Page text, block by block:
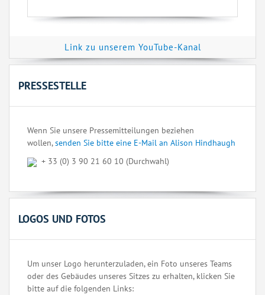
Link zu unserem YouTube-Kanal
PRESSESTELLE
Wenn Sie unsere Pressemitteilungen beziehen
wollen,senden Sie bitte eine E-Mail an Alison Hindhaugh
+ 33 (0) 3 90 21 60 10 (Durchwahl)
LOGOS UND FOTOS
Um unser Logo herunterzuladen, ein Foto unseres Teams
oder des Gebäudes unseres Sitzes zu erhalten, klicken Sie
bitte auf die folgenden Links: